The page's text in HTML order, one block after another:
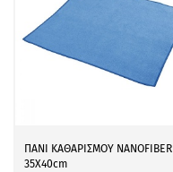
ΠΑΝΙ ΚΑΘΑΡΙΣΜΟΥ NANOFIBER
35X40cm